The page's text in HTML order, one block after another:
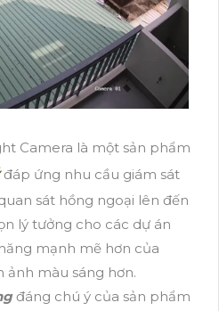
Camera là một sản phẩm
đáp ứng nhu cầu giám sát
sát hồng ngoại lên đến
lý tưởng cho các dự án
mạnh mẽ hơn của
ảnh màu sáng hơn.
đáng chú ý của sản phẩm